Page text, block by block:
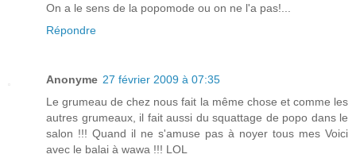
On a le sens de la popomode ou on ne l'a pas!...
Répondre
Anonyme 27 février 2009 à 07:35
Le grumeau de chez nous fait la même chose et comme les
autres grumeaux, il fait aussi du squattage de popo dans le
salon !!! Quand il ne s'amuse pas à noyer tous mes Voici
avec le balai à wawa !!! LOL